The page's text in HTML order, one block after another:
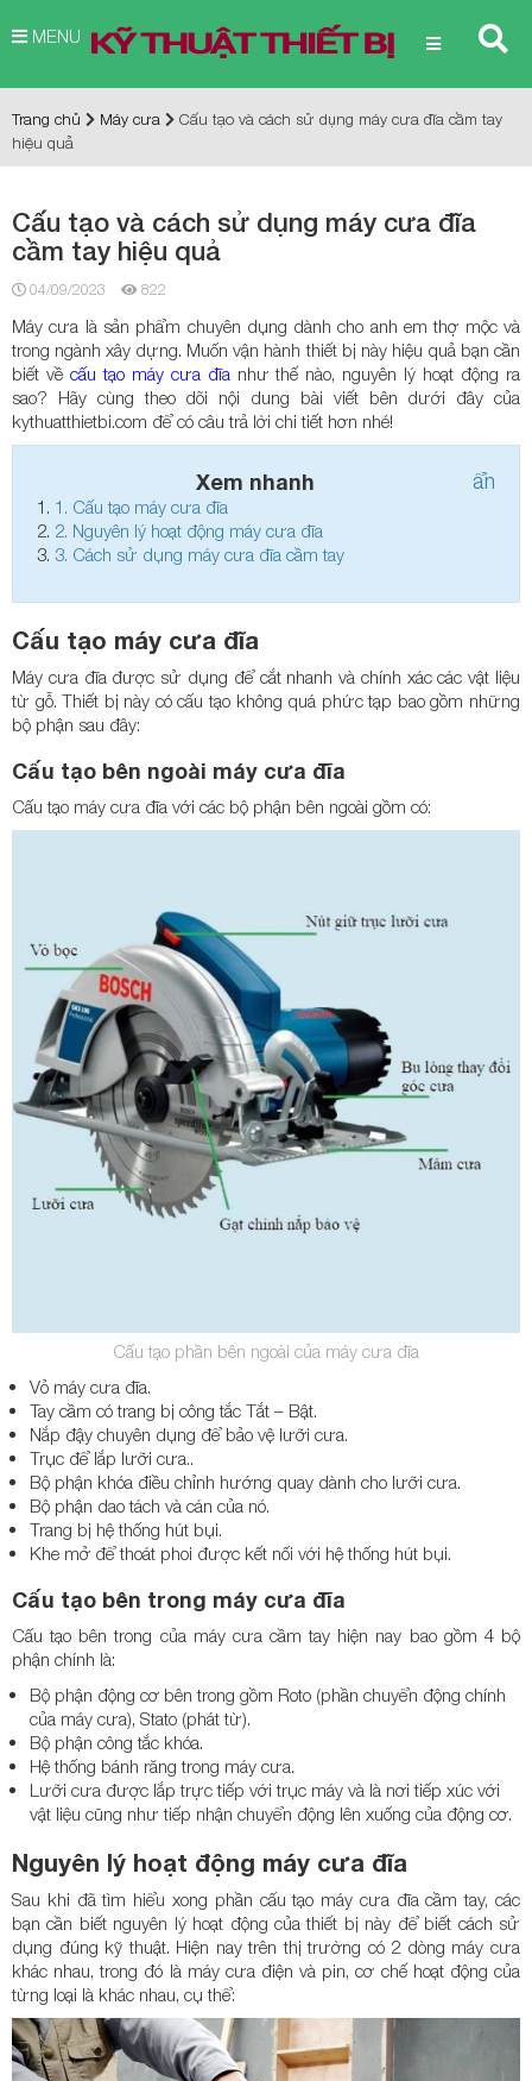
MENU
Trang chủ Máy cưa
Cấu tạo và cách sử dụng máy cưa đĩa cầm tay
hiệu quả
Cấu tạo và cách sử dụng máy cưa đĩa
cầm tay hiệu quả
04/09/2023 822
Máy cưa là sản phẩm chuyên dụng dành cho anh em thợ mộc và
trong ngành xây dựng. Muốn vận hành thiết bị này hiệu quả bạn cần
biết về cấu tạo máy cưa đĩa như thế nào, nguyên lý hoạt động ra
sao? Hãy cùng theo dõi nội dung bài viết bên dưới đây của
kythuatthietbi.com để có câu trả lời chi tiết hơn nhé!
Xem nhanh ẩn
1. Cấu tạo máy cưa đĩa
2. Nguyên lý hoạt động máy cưa đĩa
3. Cách sử dụng máy cưa đĩa cầm tay
Cấu tạo máy cưa đĩa
Máy cưa đĩa được sử dụng để cắt nhanh và chính xác các vật liệu
từ gỗ. Thiết bị này có cấu tạo không quá phức tạp bao gồm những
bộ phận sau đây:
Cấu tạo bên ngoài máy cưa đĩa
Cấu tạo máy cưa đĩa với các bộ phận bên ngoài gồm có:
Cấu tạo phần bên ngoài của máy cưa đĩa
Vỏ máy cưa đĩa.
Tay cầm có trang bị công tắc Tắt – Bật.
Nắp đậy chuyên dụng để bảo vệ lưỡi cưa.
Trục để lắp lưỡi cưa..
Bộ phận khóa điều chỉnh hướng quay dành cho lưỡi cưa.
Bộ phận dao tách và cán của nó.
Trang bị hệ thống hút bụi.
Khe mở để thoát phoi được kết nối với hệ thống hút bụi.
Cấu tạo bên trong máy cưa đĩa
Cấu tạo bên trong của máy cưa cầm tay hiện nay bao gồm 4 bộ
phận chính là:
Bộ phận động cơ bên trong gồm Roto (phần chuyển động chính
của máy cưa), Stato (phát từ).
Bộ phận công tắc khóa.
Hệ thống bánh răng trong máy cưa.
Lưỡi cưa được lắp trực tiếp với trục máy và là nơi tiếp xúc với
vật liệu cũng như tiếp nhận chuyển động lên xuống của động cơ.
Nguyên lý hoạt động máy cưa đĩa
Sau khi đã tìm hiểu xong phần cấu tạo máy cưa đĩa cầm tay, các
bạn cần biết nguyên lý hoạt động của thiết bị này để biết cách sử
dụng đúng kỹ thuật. Hiện nay trên thị trường có 2 dòng máy cưa
khác nhau, trong đó là máy cưa điện và pin, cơ chế hoạt động của
từng loại là khác nhau, cụ thể: